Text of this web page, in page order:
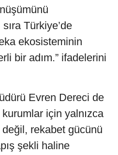
sıra Türkiye’de
ekosisteminin
bir adım.” ifadelerini
Evren Dereci de
için yalnızca
değil, rekabet gücünü
şekli haline